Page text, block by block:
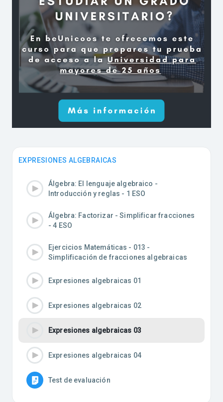
EXPRESIONES ALGEBRAICAS
Álgebra: El lenguaje algebraico -
Introducción y reglas - 1 ESO
Álgebra: Factorizar - Simplificar fracciones
- 4 ESO
Ejercicios Matemáticas - 013 -
Simplificación de fracciones algebraicas
Expresiones algebraicas 01
Expresiones algebraicas 02
Expresiones algebraicas 03
Expresiones algebraicas 04
Test de evaluación